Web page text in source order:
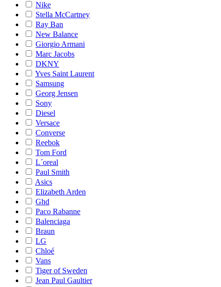
Nike
Stella McCartney
Ray Ban
New Balance
Giorgio Armani
Marc Jacobs
DKNY
Yves Saint Laurent
Samsung
Georg Jensen
Sony
Diesel
Versace
Converse
Reebok
Tom Ford
L´oreal
Paul Smith
Asics
Elizabeth Arden
Ghd
Paco Rabanne
Balenciaga
Braun
LG
Chloé
Vans
Tiger of Sweden
Jean Paul Gaultier